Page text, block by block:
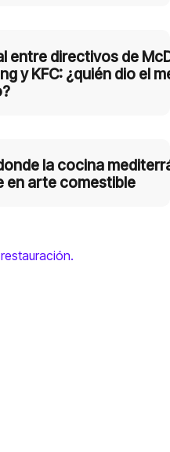
entre directivos de
y KFC: ¿quién dio el
la cocina
en arte comestible